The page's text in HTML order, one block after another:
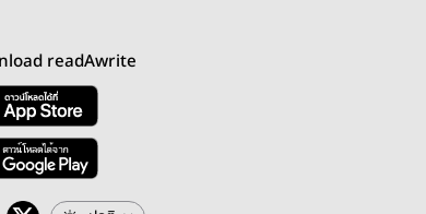
readAwrite